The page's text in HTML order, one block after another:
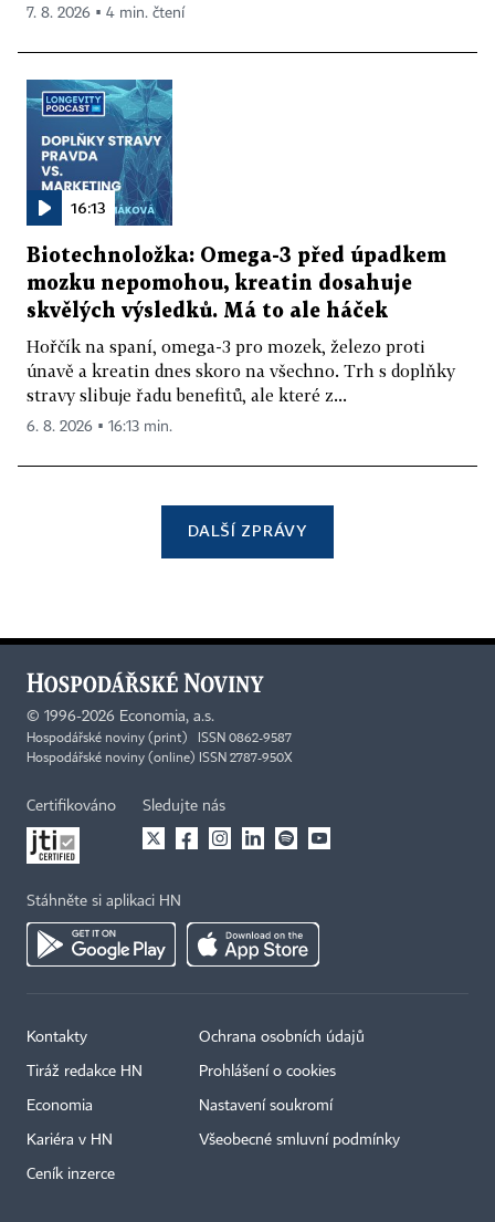
7. 8. 2026 ▪ 4 min. čtení
16:13
Biotechnoložka: Omega-3 před úpadkem
mozku nepomohou, kreatin dosahuje
skvělých výsledků. Má to ale háček
Hořčík na spaní, omega-3 pro mozek, železo proti
únavě a kreatin dnes skoro na všechno. Trh s doplňky
stravy slibuje řadu benefitů, ale které z...
6. 8. 2026 ▪ 16:13 min.
DALŠÍ ZPRÁVY
© 1996-2026 Economia, a.s.
Hospodářské noviny (print) ISSN 0862-9587
Hospodářské noviny (online) ISSN 2787-950X
Certifikováno Sledujte nás
Stáhněte si aplikaci HN
Kontakty
Tiráž redakce HN
Economia
Kariéra v HN
Ceník inzerce
Ochrana osobních údajů
Prohlášení o cookies
Nastavení soukromí
Všeobecné smluvní podmínky